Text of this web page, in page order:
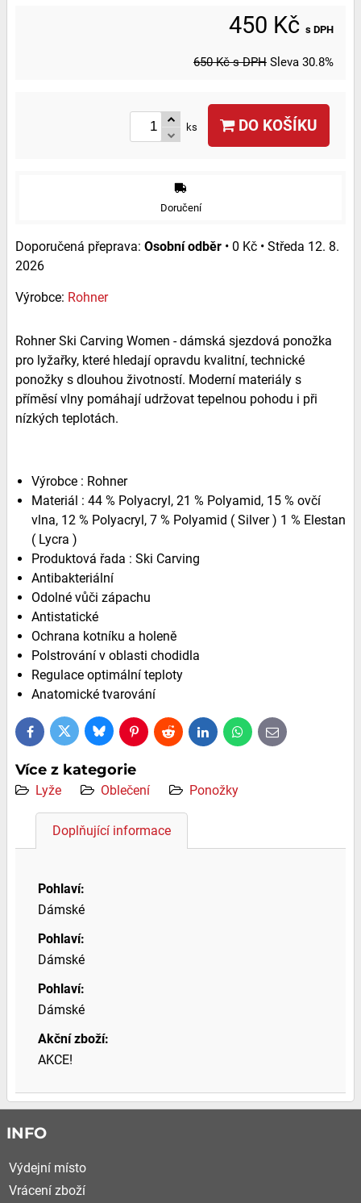
450 Kč s DPH
650 Kč s DPH Sleva 30.8%
ks DO KOŠÍKU
Doručení
Osobní odběr • 0 Kč • Středa 12. 8.
2026
Výrobce: Rohner
Rohner Ski Carving Women - dámská sjezdová ponožka
pro lyžařky, které hledají opravdu kvalitní, technické
ponožky s dlouhou životností. Moderní materiály s
příměsí vlny pomáhají udržovat tepelnou pohodu i při
nízkých teplotách.
Výrobce : Rohner
Materiál : 44 % Polyacryl, 21 % Polyamid, 15 % ovčí
vlna, 12 % Polyacryl, 7 % Polyamid ( Silver ) 1 % Elestan
( Lycra )
Produktová řada : Ski Carving
Antibakteriální
Odolné vůči zápachu
Antistatické
Ochrana kotníku a holeně
Polstrování v oblasti chodidla
Regulace optimální teploty
Anatomické tvarování
FacebookTwitter BlueskyPinterestReddit LinkedInWhatsApp
E-
mail
Více z kategorie
Lyže Oblečení Ponožky
Doplňující informace
Pohlaví:
Dámské
Pohlaví:
Dámské
Pohlaví:
Dámské
Akční zboží:
AKCE!
INFO
Výdejní místo
Vrácení zboží